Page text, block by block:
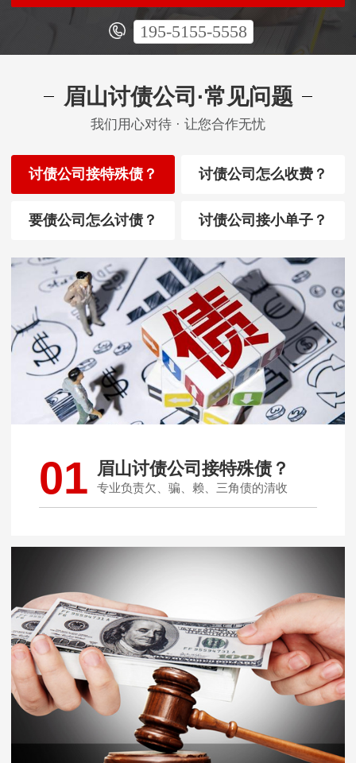
195-5155-5558
眉山讨债公司·常见问题
我们用心对待 · 让您合作无忧
讨债公司接特殊债？ 讨债公司怎么收费？
要债公司怎么讨债？ 讨债公司接小单子？
01 眉山讨债公司接特殊债？
专业负责欠、骗、赖、三角债的清收